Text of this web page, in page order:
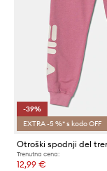
-39%
EXTRA -5 %* s kodo OFF
Otroški spodnji del
Trenutna cena:
12,99 €